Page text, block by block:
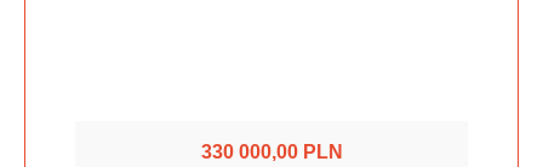
330 000,00 PLN